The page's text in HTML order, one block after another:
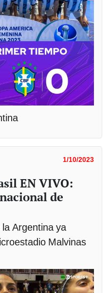
1/10/2023
EN VIVO:
de
Argentina ya
Malvinas